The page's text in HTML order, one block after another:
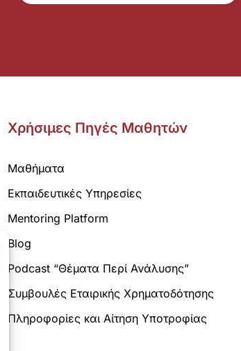
Χρήσιμες Πηγές Μαθητών
Μαθήματα
Εκπαιδευτικές Υπηρεσίες
Mentoring Platform
Blog
Podcast “Θέματα Περί Ανάλυσης”
Συμβουλές Εταιρικής Χρηματοδότησης
Πληροφορίες και Αίτηση Υποτροφίας